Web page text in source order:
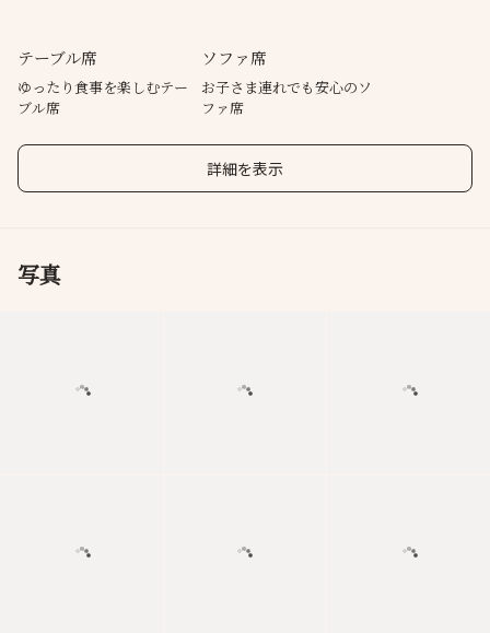
テーブル席
ゆったり食事を楽しむテー
ブル席
ソファ席
お子さま連れでも安心のソ
ファ席
詳細を表示
写真